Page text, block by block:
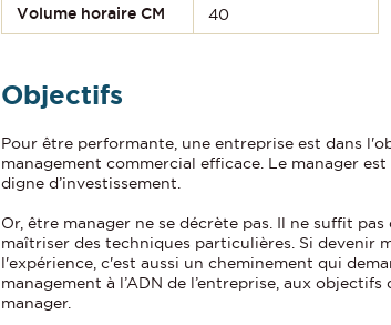
Volume horaire CM 40
Objectifs
Pour être performante, une entreprise est dans
management commercial efficace. Le manager
digne d’investissement.
Or, être manager ne se décrète pas. Il ne suffit
maîtriser des techniques particulières. Si devenir
l'expérience, c'est aussi un cheminement qui
management à l’ADN de l’entreprise, aux
manager.